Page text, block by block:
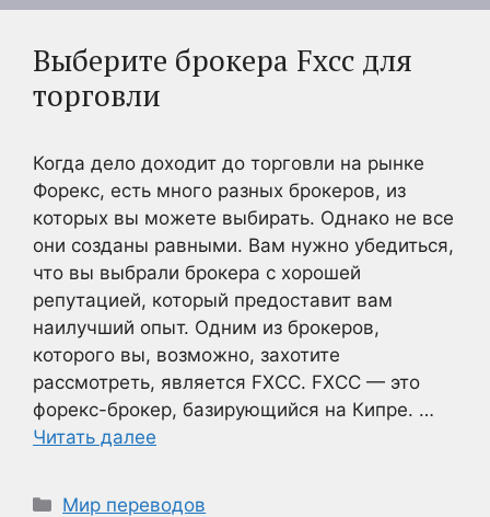
Выберите брокера Fxcc для
торговли
Когда дело доходит до торговли на рынке
Форекс, есть много разных брокеров, из
которых вы можете выбирать. Однако не все
они созданы равными. Вам нужно убедиться,
что вы выбрали брокера с хорошей
репутацией, который предоставит вам
наилучший опыт. Одним из брокеров,
которого вы, возможно, захотите
рассмотреть, является FXCC. FXCC — это
форекс-брокер, базирующийся на Кипре. …
Читать далее
Рубрики
Мир переводов